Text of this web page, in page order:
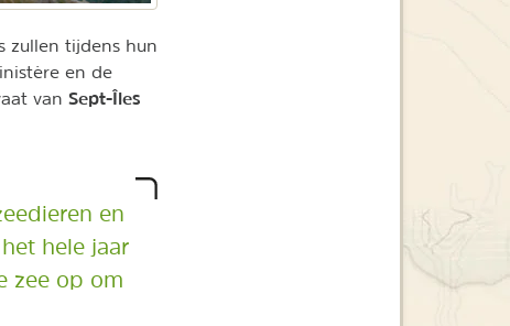
zullen tijdens hun
en de
van Sept-Îles
en
hele jaar
zee op om